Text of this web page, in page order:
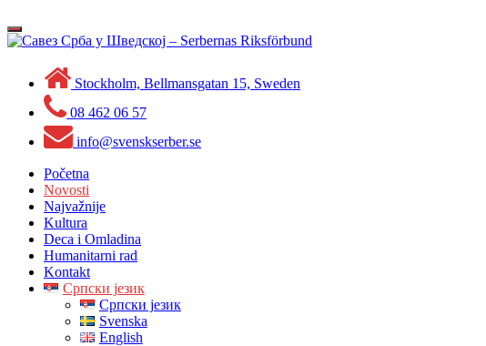
to
content
Toggle
navigation
Stockholm, Bellmansgatan 15, Sweden
08 462 06 57
info@svenskserber.se
Početna
Novosti
Najvažnije
Kultura
Deca i Omladina
Humanitarni rad
Kontakt
Српски језик
Српски језик
Svenska
English